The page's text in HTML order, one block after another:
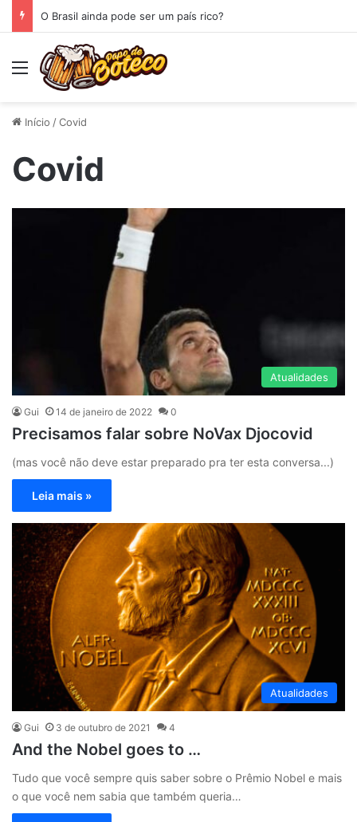
O Brasil ainda pode ser um país rico?
Menu
Início /Covid
Covid
Atualidades
Gui 14 de janeiro de 2022 0
Precisamos falar sobre NoVax Djocovid
(mas você não deve estar preparado pra ter esta conversa...)
Leia mais »
Atualidades
Gui 3 de outubro de 2021 4
And the Nobel goes to …
Tudo que você sempre quis saber sobre o Prêmio Nobel e mais
o que você nem sabia que também queria…